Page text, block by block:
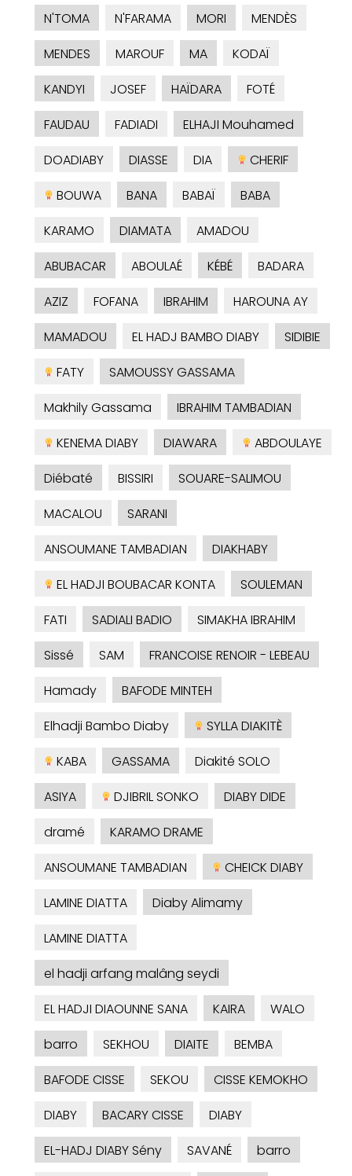
N'TOMA
N'FARAMA MORI
MENDÈS
MENDES
MAROUF MA
KODAÏ
KANDYI
JOSEF HAÏDARA
FOTÉ
FAUDAU
FADIADI
ELHAJI Mouhamed
DOADIABY
DIASSE DIA
CHERIF
BOUWA
BANA BABAÏ
BABA
KARAMO
DIAMATA
AMADOU
ABUBACAR
ABOULAÉ KÉBÉ
BADARA
AZIZ
FOFANA IBRAHIM
HAROUNA AY
MAMADOU
EL HADJ BAMBO DIABY
SIDIBIE
FATY
SAMOUSSY GASSAMA
Makhily Gassama
IBRAHIM TAMBADIAN
KENEMA DIABY
DIAWARA
ABDOULAYE
Diébaté
BISSIRI
SOUARE-SALIMOU
MACALOU
SARANI
ANSOUMANE TAMBADIAN
DIAKHABY
EL HADJI BOUBACAR KONTA
SOULEMAN
FATI
SADIALI BADIO
SIMAKHA IBRAHIM
Sissé
SAM
FRANCOISE RENOIR - LEBEAU
Hamady
BAFODE MINTEH
Elhadji Bambo Diaby
SYLLA DIAKITÈ
KABA
GASSAMA
Diakité SOLO
ASIYA
DJIBRIL SONKO
DIABY DIDE
dramé
KARAMO DRAME
ANSOUMANE TAMBADIAN
CHEICK DIABY
LAMINE DIATTA
Diaby Alimamy
LAMINE DIATTA
el hadji arfang malâng seydi
EL HADJI DIAOUNNE SANA
KAIRA
WALO
barro
SEKHOU DIAITE
BEMBA
BAFODE CISSE
SEKOU
CISSE KEMOKHO
DIABY
BACARY CISSE
DIABY
EL-HADJ DIABY Sény
SAVANÉ
barro